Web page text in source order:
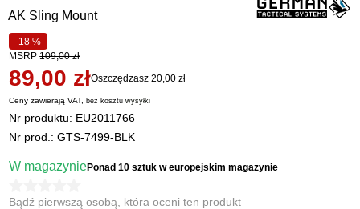
AK Sling Mount
-18 %
MSRP 109,00 zł
89,00 złOszczędzasz 20,00 zł
Ceny zawierają VAT,bez kosztuwysyłki
Nr produktu: EU2011766
Nr prod.: GTS-7499-BLK
W magazyniePonad 10 sztukw europejskim magazynie
Bądź pierwszą osobą, która oceni ten produkt